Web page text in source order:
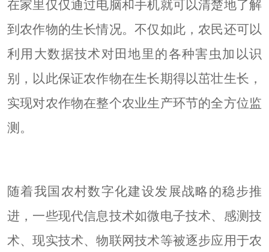
在家里仅仅通过电脑和手机就可以清楚地了解
到农作物的生长情况。不仅如此，农民还可以
利用大数据技术对田地里的各种害虫加以识
别，以此保证农作物在生长期得以茁壮生长，
实现对农作物在整个农业生产环节的全方位监
测。
随着我国农村数字化建设发展战略的稳步推
进，一些现代信息技术如微电子技术、感测技
术、现实技术、物联网技术等被逐步应用于农